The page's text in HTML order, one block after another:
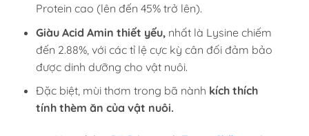
Protein cao (lên đến 45% trở lên).
Giàu Acid Amin thiết yếu, nhất là Lysine chiếm
đến 2.88%, với các tỉ lệ cực kỳ cân đối đảm bảo
được dinh dưỡng cho vật nuôi.
Đặc biệt, mùi thơm trong bã nành kích thích
tính thèm ăn của vật nuôi.